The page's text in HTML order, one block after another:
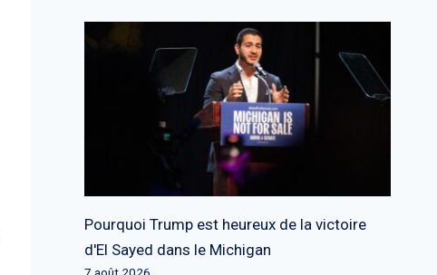
Pourquoi Trump est heureux de la victoire
d'El Sayed dans le Michigan